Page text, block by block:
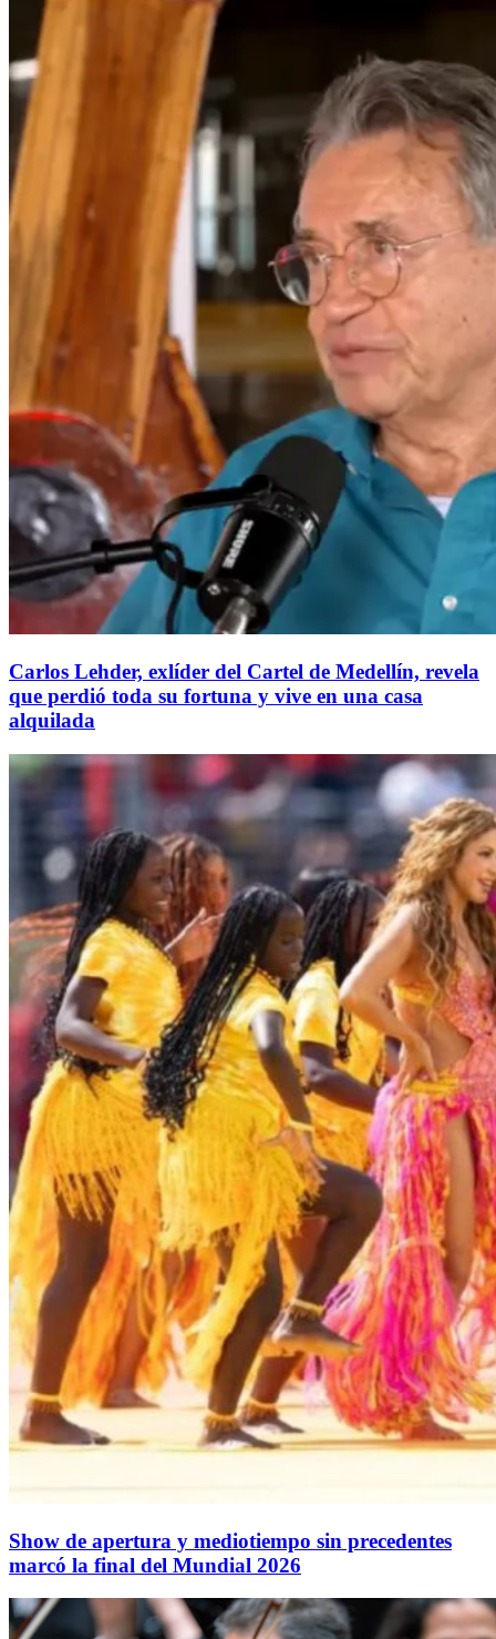
Carlos Lehder, exlíder del Cartel de Medellín, revela
que perdió toda su fortuna y vive en una casa
alquilada
Show de apertura y mediotiempo sin precedentes
marcó la final del Mundial 2026